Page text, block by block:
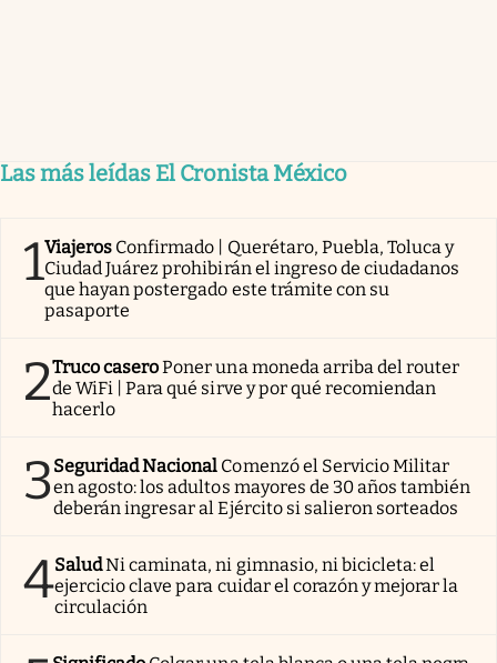
Las más leídas El Cronista México
1Viajeros Confirmado | Querétaro, Puebla, Toluca y
Ciudad Juárez prohibirán el ingreso de ciudadanos
que hayan postergado este trámite con su
pasaporte
2Truco caseroPoner una moneda arriba del router
de WiFi | Para qué sirve y por qué recomiendan
hacerlo
3Seguridad Nacional Comenzó el Servicio Militar
en agosto: los adultos mayores de 30 años también
deberán ingresar al Ejército si salieron sorteados
4SaludNi caminata, ni gimnasio, ni bicicleta: el
ejercicio clave para cuidar el corazón y mejorar la
circulación